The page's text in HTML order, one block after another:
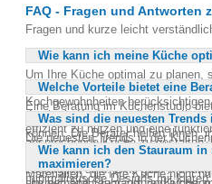
FAQ - Fragen und Antworten
Fragen und kurze leicht
Wie kann ich meine Küche
Um Ihre Küche optimal zu planen,
verfügbaren Raum genau
Kochgewohnheiten
durch ein Küchenstudio kann
effizient zu nutzen und eine
ansprechende Küche zu
Arbeitswege kurz sind und die
zugänglich sind. Eine gute
Welche Vorteile bietet eine
Eine Beratung im Küchenstudio
von der Erfahrung und dem
können. Die Berater helfen Ihnen,
die genau auf Ihre Bedürfnisse
abgestimmt sind. Sie erhalten
Materialien, die Ihre Küche nicht
Was sind die neuesten
Die neuesten Trends in der
Küchenkonzepte, die den
kommunikative Atmosphäre
minimalistische Designs mit
Wie kann ich den Stauraum in
maximieren?